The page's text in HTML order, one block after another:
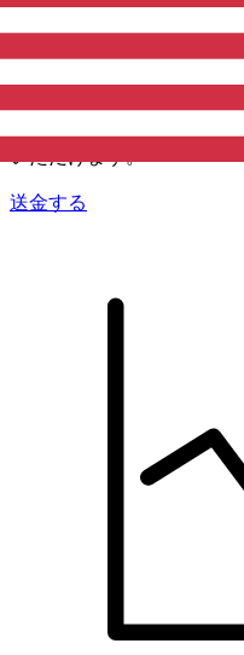
Xe 国際送金
送金する